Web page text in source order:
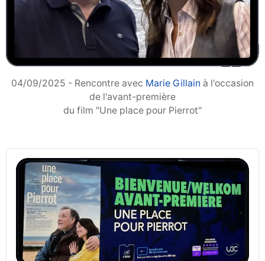
04/09/2025 - Rencontre avec Marie Gillain à l'occasion
de l'avant-première
du film "Une place pour Pierrot"